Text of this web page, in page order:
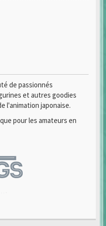
de passionnés
et autres goodies
l'animation japonaise.
pour les amateurs en